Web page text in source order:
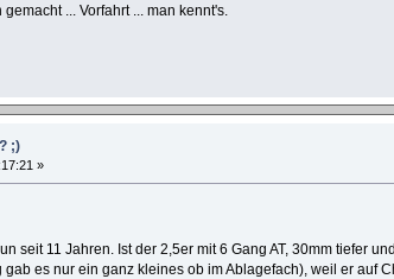
... Vorfahrt ... man kennt's.
;)
»
seit 11 Jahren. Ist der 2,5er mit 6 Gang AT, 30mm tiefer
es nur ein ganz kleines ob im Ablagefach), weil er auf